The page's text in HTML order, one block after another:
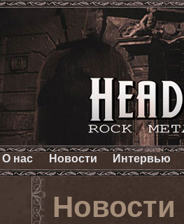
О нас Новости Интервью
Новости